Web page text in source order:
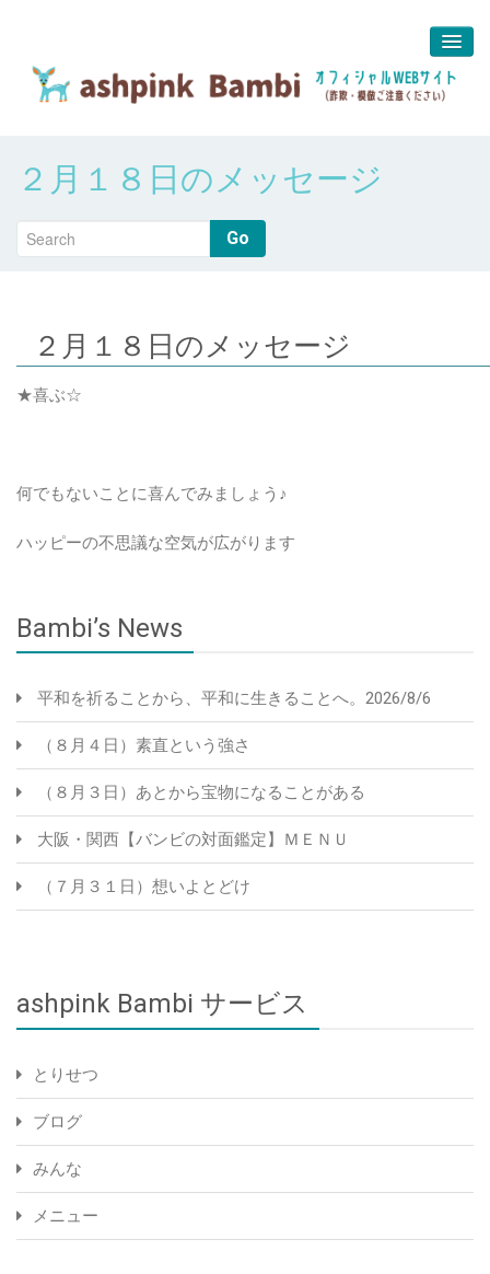
about us
堀江 真代
２月１８日のメッセージ
Go
２月１８日のメッセージ
★喜ぶ☆
何でもないことに喜んでみましょう♪
ハッピーの不思議な空気が広がります
Bambi’s News
平和を祈ることから、平和に生きることへ。2026/8/6
（８月４日）素直という強さ
（８月３日）あとから宝物になることがある
大阪・関西【バンビの対面鑑定】ＭＥＮＵ
（７月３１日）想いよとどけ
ashpink Bambi サービス
とりせつ
ブログ
みんな
メニュー